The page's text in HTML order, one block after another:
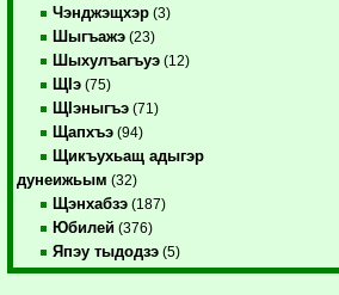
Чэнджэщхэр (3)
Шыгъажэ (23)
Шыхулъагъуэ (12)
ЩIэ (75)
ЩIэныгъэ (71)
Щапхъэ (94)
Щикъухьащ адыгэр
дунеижьым (32)
Щэнхабзэ (187)
Юбилей (376)
Япэу тыдодзэ (5)